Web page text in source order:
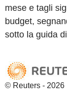
mese e tagli
budget,
sotto la guida
© Reuters - 2026